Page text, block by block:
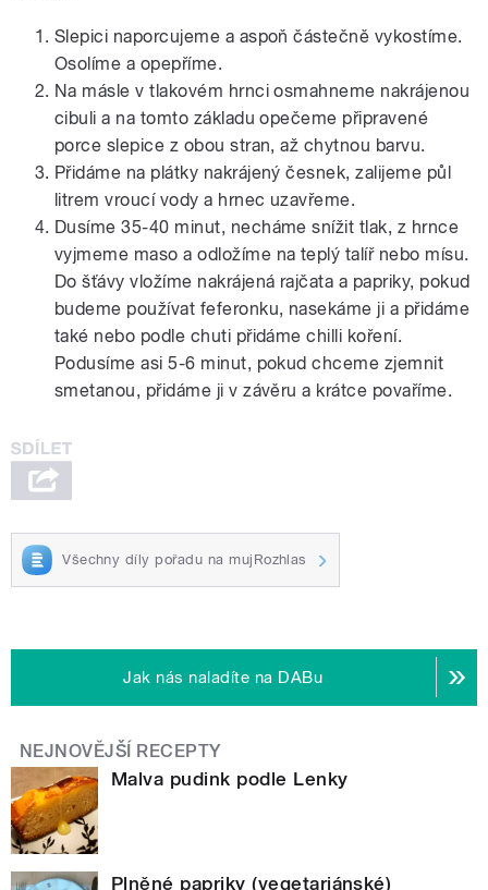
Slepici naporcujeme a aspoň částečně vykostíme.
Osolíme a opepříme.
Na másle v tlakovém hrnci osmahneme nakrájenou
cibuli a na tomto základu opečeme připravené
porce slepice z obou stran, až chytnou barvu.
Přidáme na plátky nakrájený česnek, zalijeme půl
litrem vroucí vody a hrnec uzavřeme.
Dusíme 35-40 minut, necháme snížit tlak, z hrnce
vyjmeme maso a odložíme na teplý talíř nebo mísu.
Do šťávy vložíme nakrájená rajčata a papriky, pokud
budeme používat feferonku, nasekáme ji a přidáme
také nebo podle chuti přidáme chilli koření.
Podusíme asi 5-6 minut, pokud chceme zjemnit
smetanou, přidáme ji v závěru a krátce povaříme.
Všechny díly pořadu na mujRozhlas
Jak nás naladíte na DABu
NEJNOVĚJŠÍ RECEPTY
Malva pudink podle Lenky
Plněné papriky (vegetariánské)